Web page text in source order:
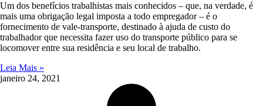
Um dos benefícios trabalhistas mais conhecidos – que, na verdade, é
mais uma obrigação legal imposta a todo empregador – é o
fornecimento de vale-transporte, destinado à ajuda de custo do
trabalhador que necessita fazer uso do transporte público para se
locomover entre sua residência e seu local de trabalho.
Leia Mais »
janeiro 24, 2021